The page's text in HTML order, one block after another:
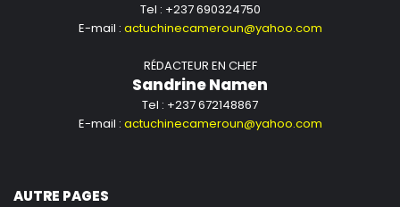
Tel : +237 690324750
E-mail : actuchinecameroun@yahoo.com
RÉDACTEUR EN CHEF
Sandrine Namen
Tel : +237 672148867
E-mail : actuchinecameroun@yahoo.com
AUTRE PAGES